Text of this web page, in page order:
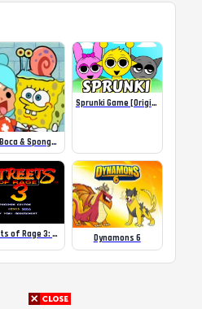
Toca Boca & Sponge Bob
Sprunki Game [Original] Online
Streets of Rage 3: Pokémon Edition (Genesis) Romhack Dynamons 6